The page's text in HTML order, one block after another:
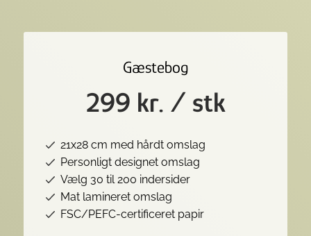
Gæstebog
299 kr. / stk
21x28 cm med hårdt omslag
Personligt designet omslag
Vælg 30 til 200 indersider
Mat lamineret omslag
FSC/PEFC-certificeret papir